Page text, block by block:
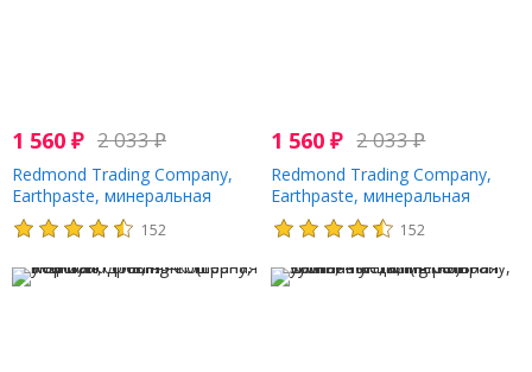
1 560 ₽ 2 033₽
Redmond Trading Company,
Earthpaste, минеральная
зубная паста, грушанка, 113 г
(4 унции)
152
1 560₽ 2 033₽
Redmond Trading Company,
Earthpaste, минеральная
зубная паста, несладкая,
мята, 113 г (4 унции)
152